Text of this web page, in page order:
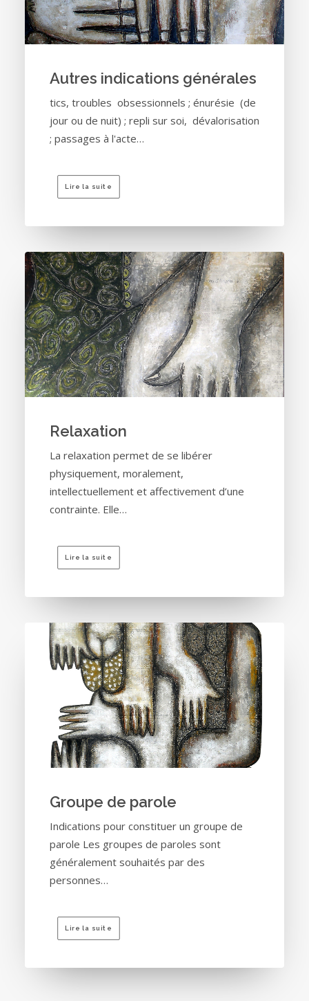
Autres indications générales
tics, troubles obsessionnels ; énurésie (de
jour ou de nuit) ; repli sur soi, dévalorisation
; passages à l'acte…
Lire la suite
Relaxation
La relaxation permet de se libérer
physiquement, moralement,
intellectuellement et affectivement d’une
contrainte. Elle…
Lire la suite
Groupe de parole
Indications pour constituer un groupe de
parole Les groupes de paroles sont
généralement souhaités par des
personnes…
Lire la suite